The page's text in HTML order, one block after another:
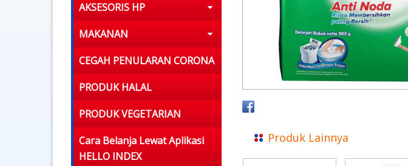
AKSESORIS HP
MAKANAN
CEGAH PENULARAN CORONA
PRODUK HALAL
PRODUK VEGETARIAN
Cara Belanja Lewat Aplikasi
HELLO INDEX
Produk Lainnya